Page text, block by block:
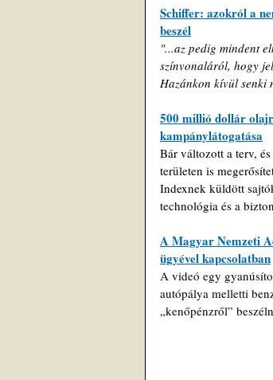
Schiffer: azokról a
beszél
"...az pedig mindent
színvonaláról, hogy
Hazánkon kívül senki
500 millió dollár
kampánylátogatása
Bár változott a terv,
területen is
Indexnek küldött
technológia és a
A Magyar Nemzeti
ügyével kapcsolatban
A videó egy
autópálya melletti
„kenőpénzről”